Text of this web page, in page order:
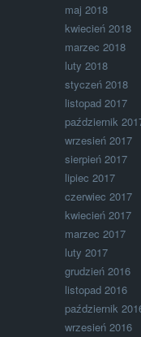
maj 2018
kwiecień 2018
marzec 2018
luty 2018
styczeń 2018
listopad 2017
październik
wrzesień 2017
sierpień 2017
lipiec 2017
czerwiec 2017
kwiecień 2017
marzec 2017
luty 2017
grudzień 2016
listopad 2016
październik
wrzesień 2016